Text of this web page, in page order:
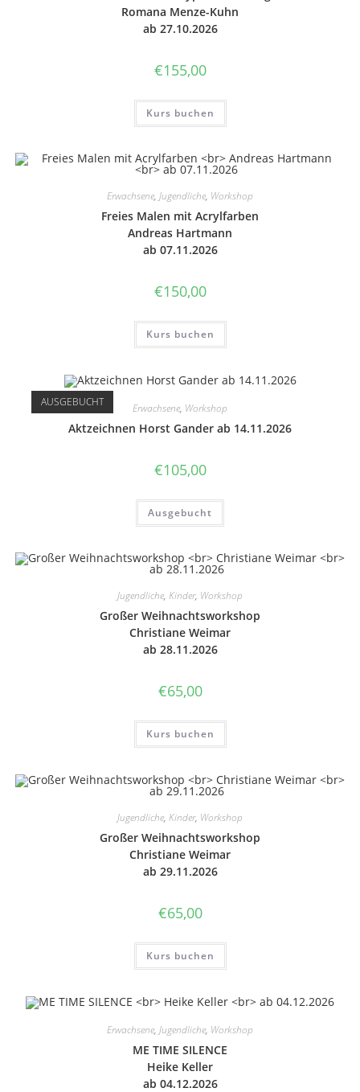
Romana Menze-Kuhn
ab 27.10.2026
€155,00
Kurs buchen
Erwachsene, Jugendliche, Workshop
Freies Malen mit Acryl­far­ben
Andre­as Hart­mann
ab 07.11.2026
€150,00
Kurs buchen
AUSGEBUCHT Erwachsene, Workshop
Akt­zeich­nen Horst Gander ab 14.11.2026
€105,00
Ausgebucht
Jugendliche, Kinder, Workshop
Großer Weih­nachts­work­shop
Chri­stia­ne Weimar
ab 28.11.2026
€65,00
Kurs buchen
Jugendliche, Kinder, Workshop
Großer Weih­nachts­work­shop
Chri­stia­ne Weimar
ab 29.11.2026
€65,00
Kurs buchen
Erwachsene, Jugendliche, Workshop
ME TIME SILENCE
Heike Keller
ab 04.12.2026